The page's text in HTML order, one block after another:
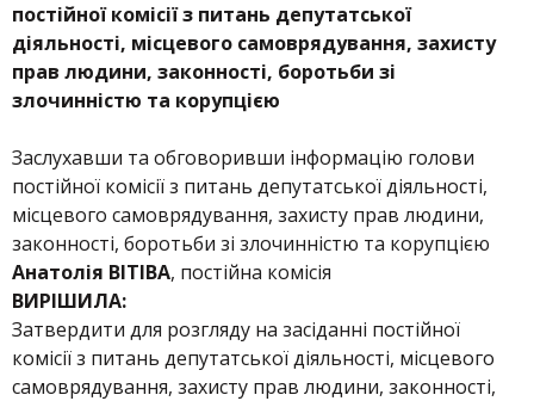
постійної комісії з питань депутатської
діяльності, місцевого самоврядування, захисту
прав людини, законності, боротьби зі
злочинністю та корупцією
Заслухавши та обговоривши інформацію голови
постійної комісії з питань депутатської діяльності,
місцевого самоврядування, захисту прав людини,
законності, боротьби зі злочинністю та корупцією
Анатолія ВІТІВА, постійна комісія
ВИРІШИЛА:
Затвердити для розгляду на засіданні постійної
комісії з питань депутатської діяльності, місцевого
самоврядування, захисту прав людини, законності,